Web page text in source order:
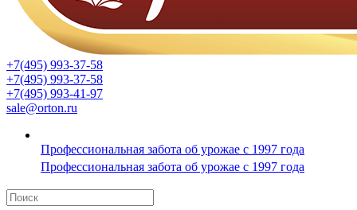
+7(495) 993-37-58
+7(495) 993-37-58
+7(495) 993-41-97
sale@orton.ru
Профессиональная забота об урожае с 1997 года
Профессиональная забота об урожае с 1997 года